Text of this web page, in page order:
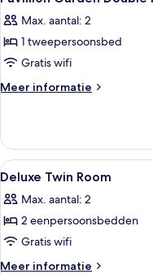
foto's
voor
Pavillion
Garden
Double
Max. aantal: 2
1 tweepersoonsbed
Gratis wifi
Meer informatie
Meer
Garden
Double
Room
Alle
foto's
voor
Deluxe
Twin
Room
4
Deluxe Twin Room
Max. aantal: 2
2 eenpersoonsbedden
Gratis wifi
Meer informatie
Meer